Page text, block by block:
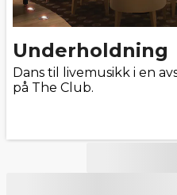
Underholdning
Dans til livemusikk i en
på The Club.